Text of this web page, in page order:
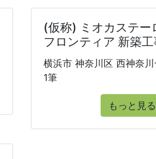
(仮称) ミオカステー
フロンティア 新築
横浜市 神奈川区 西神奈
1筆
もっと見る